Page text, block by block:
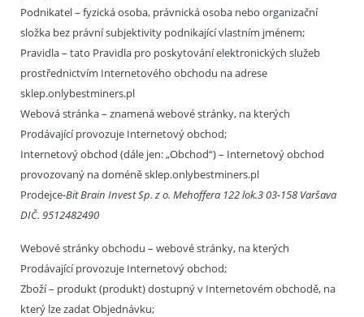
Podnikatel – fyzická osoba, právnická osoba nebo organizační
složka bez právní subjektivity podnikající vlastním jménem;
Pravidla – tato Pravidla pro poskytování elektronických služeb
prostřednictvím Internetového obchodu na adrese
sklep.onlybestminers.pl
Webová stránka – znamená webové stránky, na kterých
Prodávající provozuje Internetový obchod;
Internetový obchod (dále jen: „Obchod“) – Internetový obchod
provozovaný na doméně sklep.onlybestminers.pl
Prodejce-Bit Brain Invest Sp. z o. Mehoffera 122 lok.3 03-158 Varšava
DIČ. 9512482490
Webové stránky obchodu – webové stránky, na kterých
Prodávající provozuje Internetový obchod;
Zboží – produkt (produkt) dostupný v Internetovém obchodě, na
který lze zadat Objednávku;